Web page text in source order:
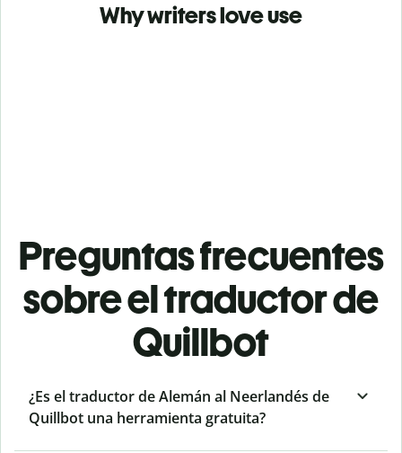
Why writers love use
Preguntas frecuentes
sobre el traductor de
Quillbot
¿Es el traductor de Alemán al Neerlandés de
Quillbot una herramienta gratuita?